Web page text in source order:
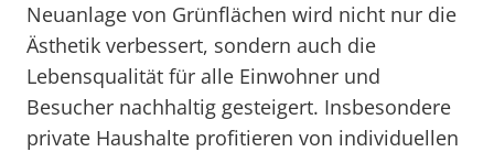
Neuanlage von Grünflächen wird nicht nur die
Ästhetik verbessert, sondern auch die
Lebensqualität für alle Einwohner und
Besucher nachhaltig gesteigert. Insbesondere
private Haushalte profitieren von individuellen